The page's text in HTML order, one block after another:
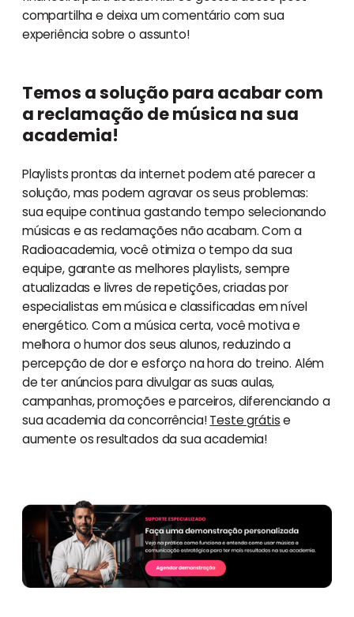
compartilha e deixa um comentário com sua
experiência sobre o assunto!
Temos a solução para acabar com
a reclamação de música na sua
academia!
Playlists prontas da internet podem até parecer a
solução, mas podem agravar os seus problemas:
sua equipe continua gastando tempo selecionando
músicas e as reclamações não acabam. Com a
Radioacademia, você otimiza o tempo da sua
equipe, garante as melhores playlists, sempre
atualizadas e livres de repetições, criadas por
especialistas em música e classificadas em nível
energético. Com a música certa, você motiva e
melhora o humor dos seus alunos, reduzindo a
percepção de dor e esforço na hora do treino. Além
de ter anúncios para divulgar as suas aulas,
campanhas, promoções e parceiros, diferenciando a
sua academia da concorrência!Teste grátise
aumente os resultados da sua academia!